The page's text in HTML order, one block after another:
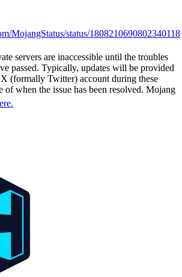
MojangStatus/status/1808210690802340118
servers are inaccessible until the troubles
passed. Typically, updates will be provided
(formally Twitter) account during these
of when the issue has been resolved. Mojang